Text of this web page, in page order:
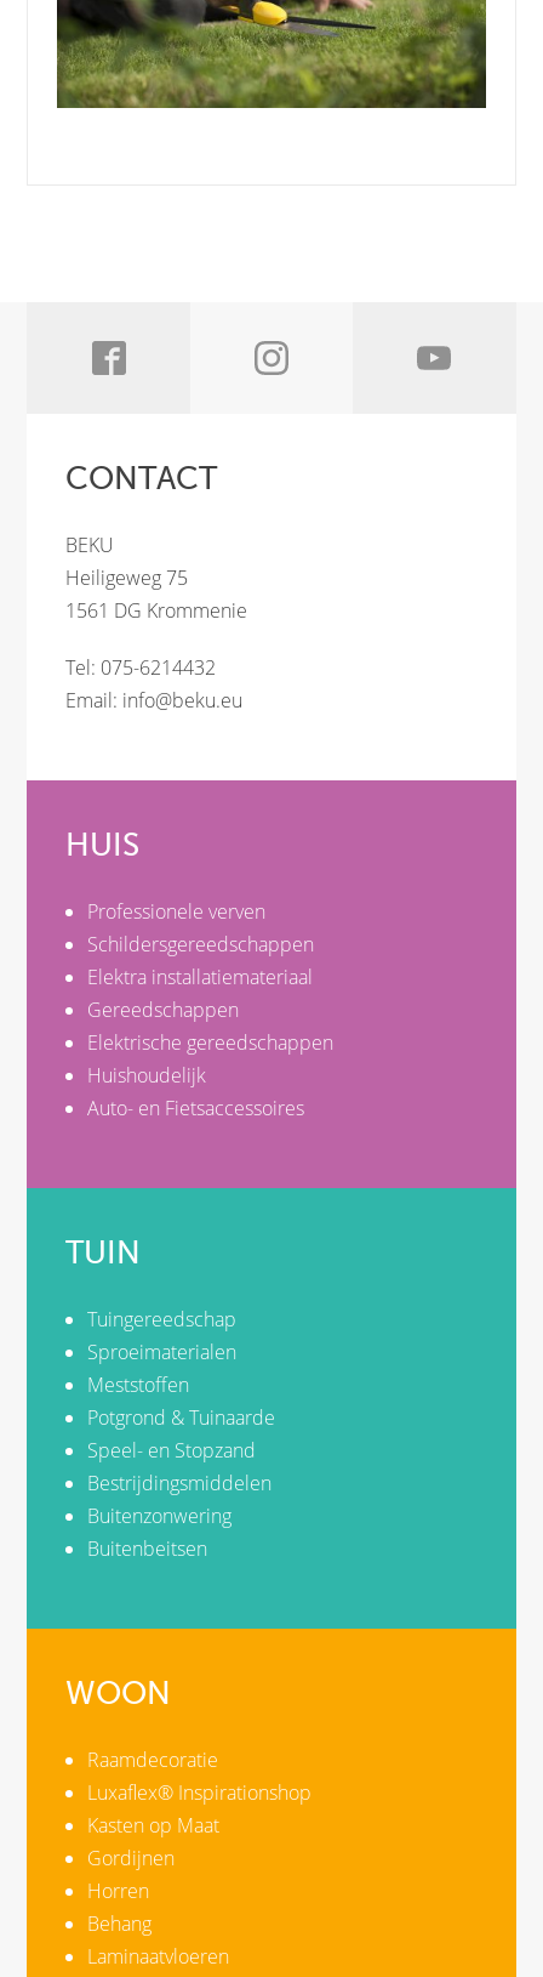
CONTACT
BEKU
Heiligeweg 75
1561 DG Krommenie
Tel: 075-6214432
Email: info@beku.eu
HUIS
Professionele verven
Schildersgereedschappen
Elektra installatiemateriaal
Gereedschappen
Elektrische gereedschappen
Huishoudelijk
Auto- en Fietsaccessoires
TUIN
Tuingereedschap
Sproeimaterialen
Meststoffen
Potgrond & Tuinaarde
Speel- en Stopzand
Bestrijdingsmiddelen
Buitenzonwering
Buitenbeitsen
WOON
Raamdecoratie
Luxaflex® Inspirationshop
Kasten op Maat
Gordijnen
Horren
Behang
Laminaatvloeren